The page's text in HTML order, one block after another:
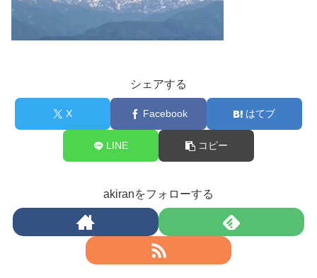
シェアする
X Facebook はてブ
LINE コピー
akiranをフォローする